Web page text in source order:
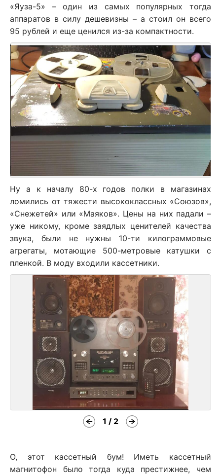
«Яуза-5» – один из самых популярных тогда
аппаратов в силу дешевизны – а стоил он всего
95 рублей и еще ценился из-за компактности.
Ну а к началу 80-х годов полки в магазинах
ломились от тяжести высококлассных «Союзов»,
«Снежетей» или «Маяков». Цены на них падали –
уже никому, кроме заядлых ценителей качества
звука, были не нужны 10-ти килограммовые
агрегаты, мотающие 500-метровые катушки с
пленкой. В моду входили кассетники.
1 / 2
О, этот кассетный бум! Иметь кассетный
магнитофон было тогда куда престижнее, чем